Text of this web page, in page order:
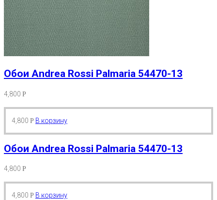
Обои Andrea Rossi Palmaria 54470-13
4,800 Р
4,800 Р В корзину
Обои Andrea Rossi Palmaria 54470-13
4,800 Р
4,800 Р В корзину